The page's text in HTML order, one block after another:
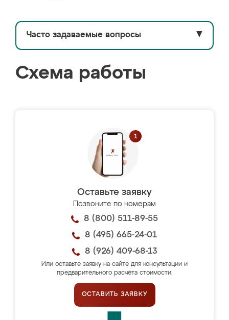
Часто задаваемые вопросы ▼
Схема работы
Оставьте заявку
Позвоните по номерам
8 (800) 511-89-55
8 (495) 665-24-01
8 (926) 409-68-13
Или оставьте заявку на сайте для консультации и
предварительного расчёта стоимости.
ОСТАВИТЬ ЗАЯВКУ